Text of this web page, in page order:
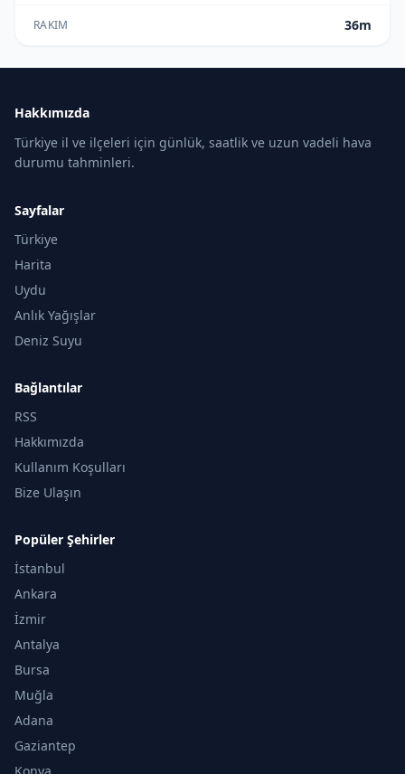
RAKIM 36m
Hakkımızda
Türkiye il ve ilçeleri için günlük, saatlik ve uzun vadeli hava
durumu tahminleri.
Sayfalar
Türkiye
Harita
Uydu
Anlık Yağışlar
Deniz Suyu
Bağlantılar
RSS
Hakkımızda
Kullanım Koşulları
Bize Ulaşın
Popüler Şehirler
İstanbul
Ankara
İzmir
Antalya
Bursa
Muğla
Adana
Gaziantep